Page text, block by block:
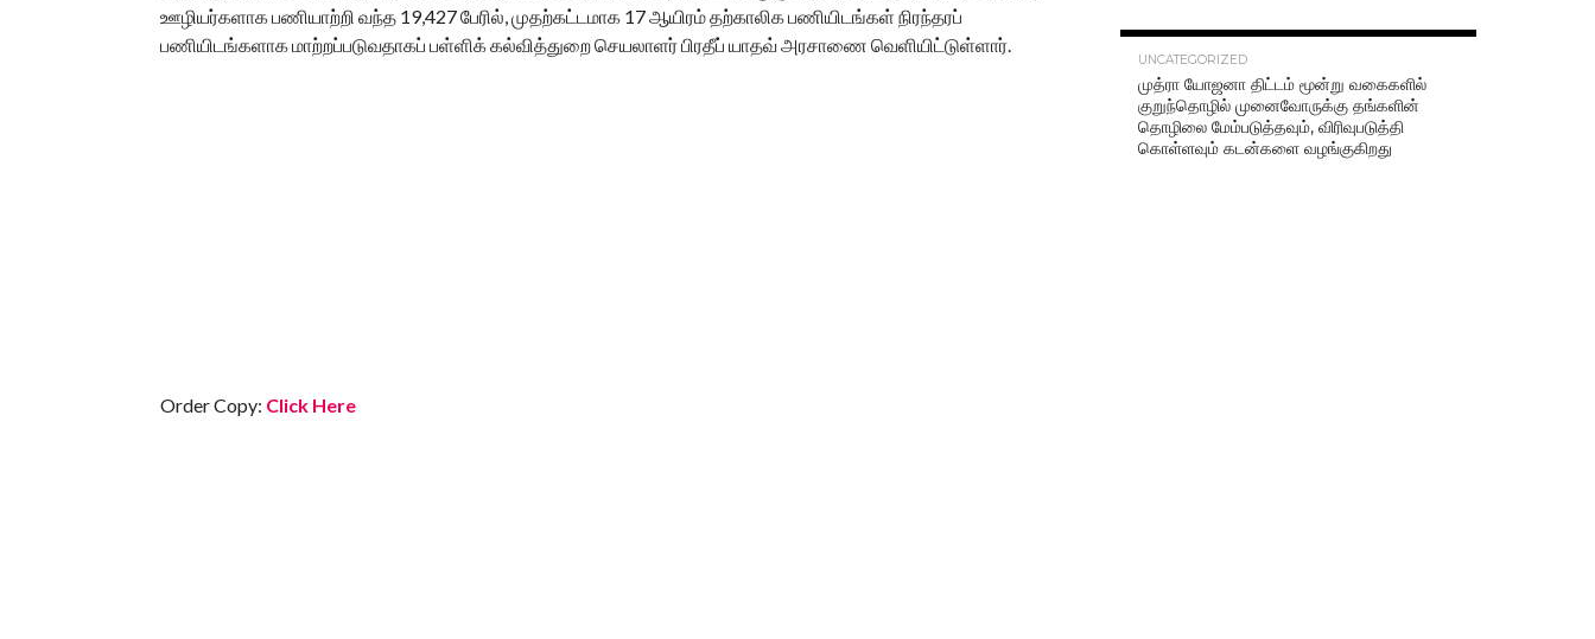
ஊழியர்களாக பணியாற்றி வந்த 19,427 பேரில், முதற்கட்டமாக 17 ஆயிரம் தற்காலிக பணியிடங்கள் நிரந்தரப்
பணியிடங்களாக மாற்றப்படுவதாகப் பள்ளிக் கல்வித்துறை செயலாளர் பிரதீப் யாதவ் அரசாணை வெளியிட்டுள்ளார்.
Order Copy: Click Here
UNCATEGORIZED
முத்ரா யோஜனா திட்டம் மூன்று வகைகளில்
குறுந்தொழில் முனைவோருக்கு தங்களின்
தொழிலை மேம்படுத்தவும், விரிவுபடுத்தி
கொள்ளவும் கடன்களை வழங்குகிறது